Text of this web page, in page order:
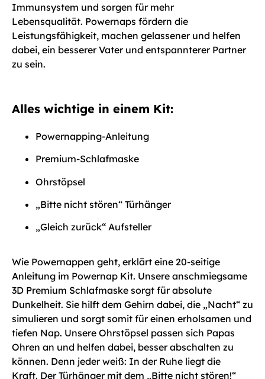
Immunsystem und sorgen für mehr
Lebensqualität. Powernaps fördern die
Leistungsfähigkeit, machen gelassener und helfen
dabei, ein besserer Vater und entspannterer Partner
zu sein.
Alles wichtige in einem Kit:
Powernapping-Anleitung
Premium-Schlafmaske
Ohrstöpsel
„Bitte nicht stören“ Türhänger
„Gleich zurück“ Aufsteller
Wie Powernappen geht, erklärt eine 20-seitige
Anleitung im Powernap Kit. Unsere anschmiegsame
3D Premium Schlafmaske sorgt für absolute
Dunkelheit. Sie hilft dem Gehirn dabei, die „Nacht“ zu
simulieren und sorgt somit für einen erholsamen und
tiefen Nap. Unsere Ohrstöpsel passen sich Papas
Ohren an und helfen dabei, besser abschalten zu
können. Denn jeder weiß: In der Ruhe liegt die
Kraft. Der Türhänger mit dem „Bitte nicht stören!“